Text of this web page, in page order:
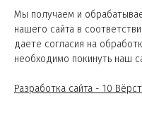
Мы получаем и
нашего сайта в
даете согласия на
необходимо покинуть наш
Разработка сайта - 10 Вёрст